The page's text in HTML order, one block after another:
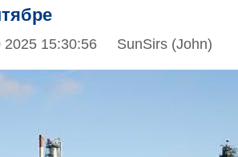
2025 15:30:56 SunSirs (John)